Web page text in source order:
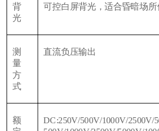
背
光
可控白屏背光，适合昏暗场所
测
量
方
式
直流负压输出
额
DC:250V/500V/1000V/